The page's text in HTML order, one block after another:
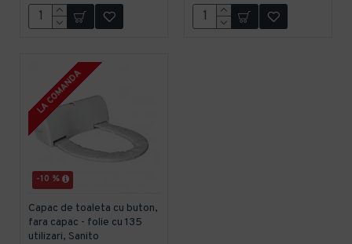
-10 %
LA COMANDA
Capac de toaleta cu buton,
fara capac - folie cu 135
utilizari, Sanito